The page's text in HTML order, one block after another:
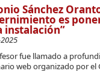
Sánchez
es
instalación”
fue llamado a
web organizado por el